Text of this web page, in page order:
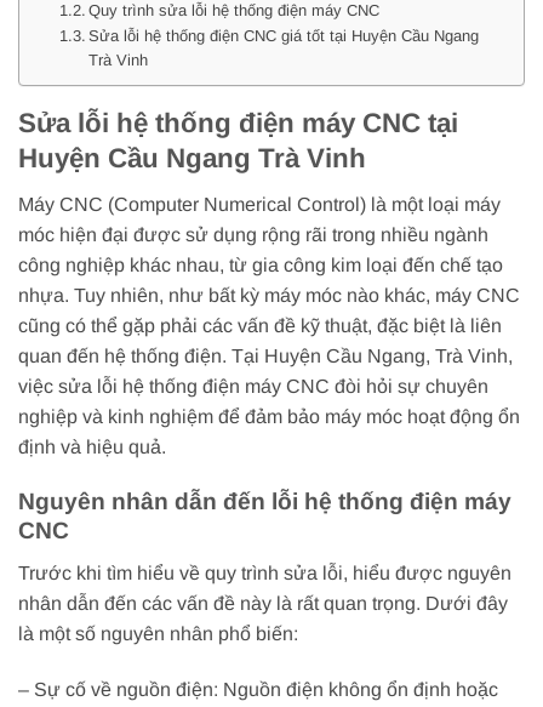
Quy trình sửa lỗi hệ thống điện máy CNC
Sửa lỗi hệ thống điện CNC giá tốt tại Huyện Cầu Ngang
Trà Vinh
Sửa lỗi hệ thống điện máy CNC tại
Huyện Cầu Ngang Trà Vinh
Máy CNC (Computer Numerical Control) là một loại máy
móc hiện đại được sử dụng rộng rãi trong nhiều ngành
công nghiệp khác nhau, từ gia công kim loại đến chế tạo
nhựa. Tuy nhiên, như bất kỳ máy móc nào khác, máy CNC
cũng có thể gặp phải các vấn đề kỹ thuật, đặc biệt là liên
quan đến hệ thống điện. Tại Huyện Cầu Ngang, Trà Vinh,
việc sửa lỗi hệ thống điện máy CNC đòi hỏi sự chuyên
nghiệp và kinh nghiệm để đảm bảo máy móc hoạt động ổn
định và hiệu quả.
Nguyên nhân dẫn đến lỗi hệ thống điện máy
CNC
Trước khi tìm hiểu về quy trình sửa lỗi, hiểu được nguyên
nhân dẫn đến các vấn đề này là rất quan trọng. Dưới đây
là một số nguyên nhân phổ biến:
– Sự cố về nguồn điện: Nguồn điện không ổn định hoặc